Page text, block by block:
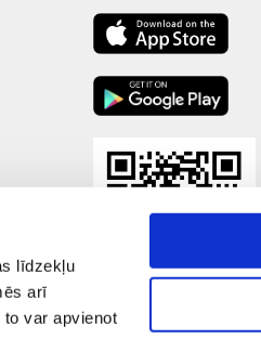
līdzekļu
arī
var apvienot